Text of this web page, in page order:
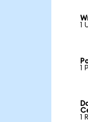
1
1
1